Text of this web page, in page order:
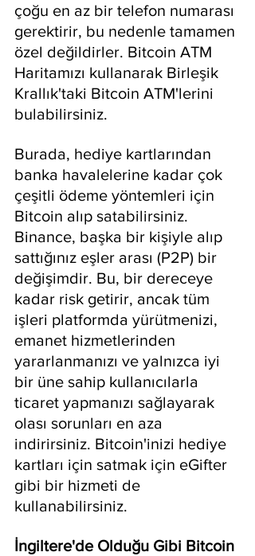
çoğu en az bir telefon numarası
gerektirir, bu nedenle tamamen
özel değildirler. Bitcoin ATM
Haritamızı kullanarak Birleşik
Krallık'taki Bitcoin ATM'lerini
bulabilirsiniz.
Burada, hediye kartlarından
banka havalelerine kadar çok
çeşitli ödeme yöntemleri için
Bitcoin alıp satabilirsiniz.
Binance, başka bir kişiyle alıp
sattığınız eşler arası (P2P) bir
değişimdir. Bu, bir dereceye
kadar risk getirir, ancak tüm
işleri platformda yürütmenizi,
emanet hizmetlerinden
yararlanmanızı ve yalnızca iyi
bir üne sahip kullanıcılarla
ticaret yapmanızı sağlayarak
olası sorunları en aza
indirirsiniz. Bitcoin'inizi hediye
kartları için satmak için eGifter
gibi bir hizmeti de
kullanabilirsiniz.
İngiltere'de Olduğu Gibi Bitcoin